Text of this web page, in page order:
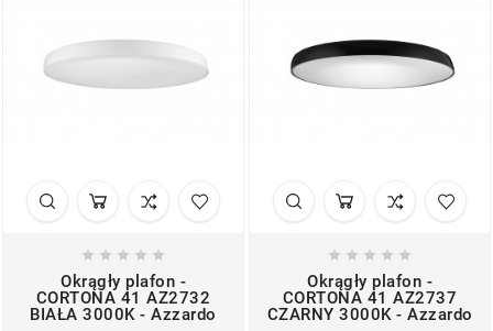
    
Okrągły plafon -
CORTONA 41 AZ2732
BIAŁA 3000K - Azzardo
    
Okrągły plafon -
CORTONA 41 AZ2737
CZARNY 3000K - Azzardo